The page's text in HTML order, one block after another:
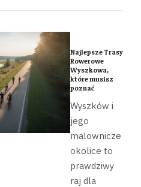
Najlepsze Trasy
Rowerowe
Wyszkowa,
które musisz
poznać
Wyszków i
jego
malownicze
okolice to
prawdziwy
raj dla